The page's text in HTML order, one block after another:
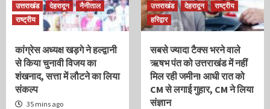
उत्तराखंड
देहरादून
नैनीताल
राष्ट्रीय
कांग्रेस अध्यक्ष खड़गे ने हल्द्वानी
से किया चुनावी विजय का
शंखनाद, सत्ता में लौटने का लिया
संकल्प
35 mins ago
उत्तराखंड
देहरादून
राष्ट्रीय
हरिद्वार
सबसे ज्यादा टैक्स भरने वाले
ऋषभ पंत को उत्तराखंड में नहीं
मिल रही जमीन! आधी रात को
CM से लगाई गुहार, CM ने लिया
संज्ञान